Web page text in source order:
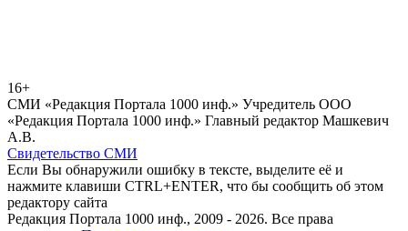
16+
СМИ «Редакция Портала 1000 инф.» Учредитель ООО
«Редакция Портала 1000 инф.» Главный редактор Машкевич
А.В.
Свидетельство СМИ
Если Вы обнаружили ошибку в тексте, выделите её и
нажмите клавиши CTRL+ENTER, что бы сообщить об этом
редактору сайта
Редакция Портала 1000 инф., 2009 - 2026. Все права